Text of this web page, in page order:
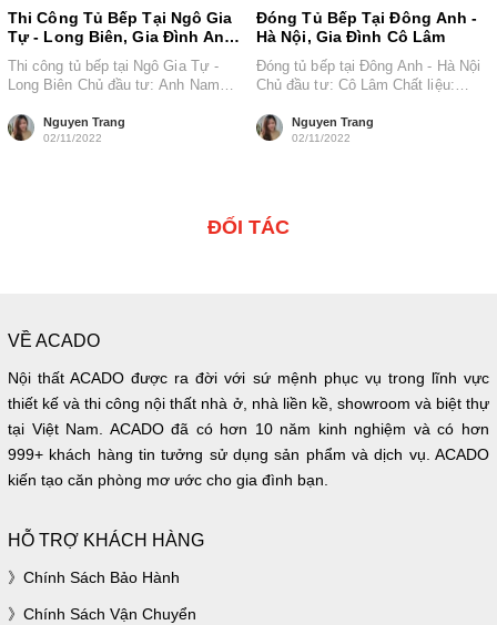
Thi Công Tủ Bếp Tại Ngô Gia
Tự - Long Biên, Gia Đình Anh
Nam
Thi công tủ bếp tại Ngô Gia Tự -
Long Biên Chủ đầu tư: Anh Nam
Nguyen Trang
02/11/2022
Đóng Tủ Bếp Tại Đông Anh -
Hà Nội, Gia Đình Cô Lâm
Đóng tủ bếp tại Đông Anh - Hà Nội
Chủ đầu tư: Cô Lâm Chất liệu:
Nguyen Trang
02/11/2022
ĐỐI TÁC
VỀ ACADO
Nội thất ACADO được ra đời với sứ mệnh phục vụ trong lĩnh vực
thiết kế và thi công nội thất nhà ở, nhà liền kề, showroom và biệt thự
tại Việt Nam. ACADO đã có hơn 10 năm kinh nghiệm và có hơn
999+ khách hàng tin tưởng sử dụng sản phẩm và dịch vụ. ACADO
kiến tạo căn phòng mơ ước cho gia đình bạn.
HỖ TRỢ KHÁCH HÀNG
Chính Sách Bảo Hành
Chính Sách Vận Chuyển